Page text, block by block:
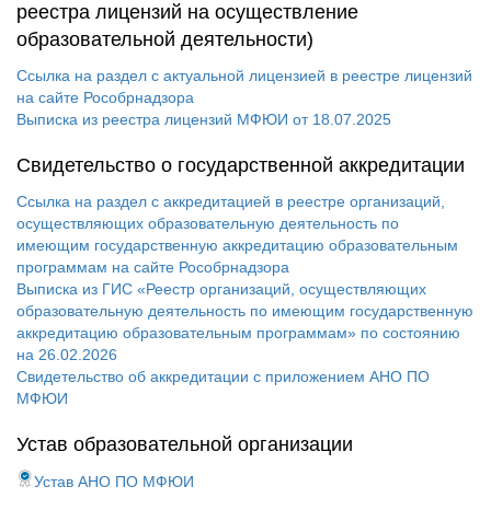
реестра лицензий на осуществление
образовательной деятельности)
Ссылка на раздел с актуальной лицензией в реестре лицензий
на сайте Рособрнадзора
Выписка из реестра лицензий МФЮИ от 18.07.2025
Свидетельство о государственной аккредитации
Ссылка на раздел с аккредитацией в реестре организаций,
осуществляющих образовательную деятельность по
имеющим государственную аккредитацию образовательным
программам на сайте Рособрнадзора
Выписка из ГИС «Реестр организаций, осуществляющих
образовательную деятельность по имеющим государственную
аккредитацию образовательным программам» по состоянию
на 26.02.2026
Свидетельство об аккредитации с приложением АНО ПО
МФЮИ
Устав образовательной организации
Устав АНО ПО МФЮИ